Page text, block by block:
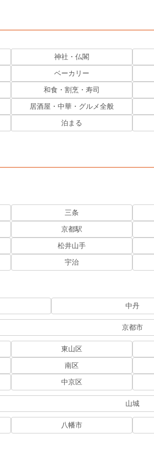
神社・仏閣
ベーカリー
和食・割烹・寿司
居酒屋・中華・グルメ全般
泊まる
三条
京都駅
松井山手
宇治
中丹
京都市
東山区
南区
中京区
山城
八幡市